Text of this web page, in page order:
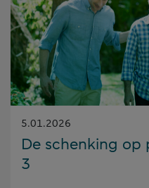
Gepubliceerd
op:
5.01.2026
De schenking op
3